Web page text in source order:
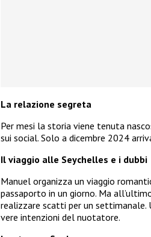
La relazione segreta
Per mesi la storia viene tenuta
sui social. Solo a dicembre 2024
Il viaggio alle Seychelles e i dubbi
Manuel organizza un viaggio
passaporto in un giorno. Ma
realizzare scatti per un settimanale.
vere intenzioni del nuotatore.